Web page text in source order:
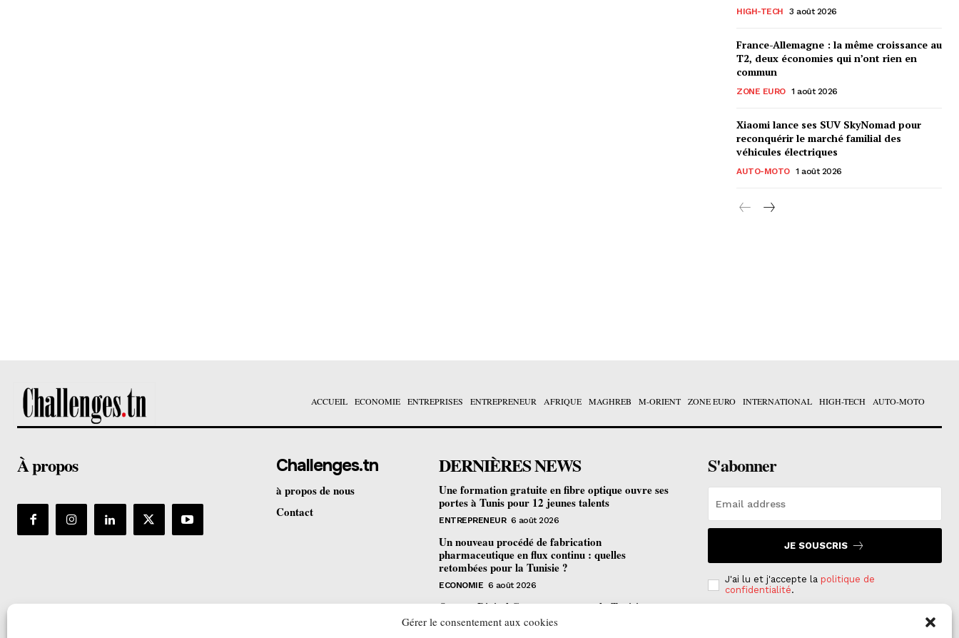
Gérer le consentement aux cookies
HIGH-TECH 3 août 2026
France-Allemagne : la même croissance au
T2, deux économies qui n’ont rien en
commun
ZONE EURO 1 août 2026
Xiaomi lance ses SUV SkyNomad pour
reconquérir le marché familial des
véhicules électriques
AUTO-MOTO 1 août 2026
ACCUEIL ECONOMIE ENTREPRISES ENTREPRENEUR AFRIQUE MAGHREB M-ORIENT ZONE EURO INTERNATIONAL HIGH-TECH AUTO-MOTO
À propos Challenges.tn
à propos de nous
Contact
DERNIÈRES NEWS
Une formation gratuite en fibre optique ouvre ses
portes à Tunis pour 12 jeunes talents
ENTREPRENEUR 6 août 2026
Un nouveau procédé de fabrication
pharmaceutique en flux continu : quelles
retombées pour la Tunisie ?
ECONOMIE 6 août 2026
Orange Digital Center : comment la Tunisie est
devenue le laboratoire mondial de l’inclusion
S'abonner
JE SOUSCRIS
J'ai lu et j'accepte la politique de
confidentialité.